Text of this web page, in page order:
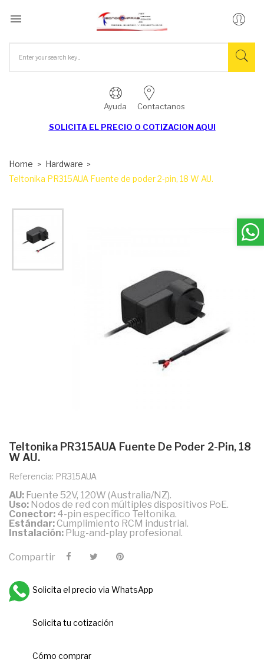

Ayuda Contactanos
SOLICITA EL PRECIO O COTIZACION AQUI
Home
Hardware
Teltonika PR315AUA Fuente de poder 2-pin, 18 W AU.
Teltonika PR315AUA Fuente De Poder 2-Pin, 18
W AU.
Referencia: PR315AUA
AU: Fuente 52V, 120W (Australia/NZ).
Uso: Nodos de red con múltiples dispositivos PoE.
Conector: 4-pin específico Teltonika.
Estándar:Cumplimiento RCM industrial.
Instalación: Plug-and-play profesional.
Compartir
Solicita el precio via WhatsApp
Solicita tu cotización
Cómo comprar